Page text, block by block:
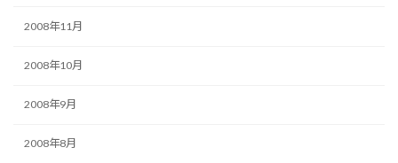
2008年11月
2008年10月
2008年9月
2008年8月